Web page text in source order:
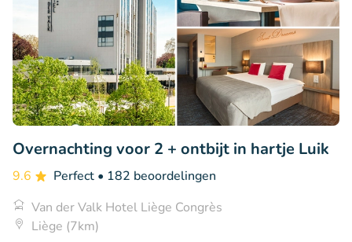
Overnachting voor 2 + ontbijt in hartje Luik
9.6 Perfect • 182 beoordelingen
Van der Valk Hotel Liège Congrès
Liège (7km)